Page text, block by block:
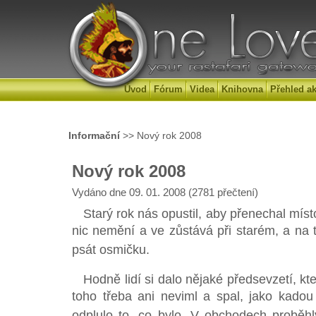
Úvod Fórum Videa Knihovna Přehled
Informační>> Nový rok 2008
Nový rok 2008
Vydáno dne 09. 01. 2008 (2781 přečtení)
Starý rok nás opustil, aby přenechal
nic nemění a ve zůstává při starém, a
psát osmičku.
Hodně lidí si dalo nějaké předsevzetí,
toho třeba ani neviml a spal, jako